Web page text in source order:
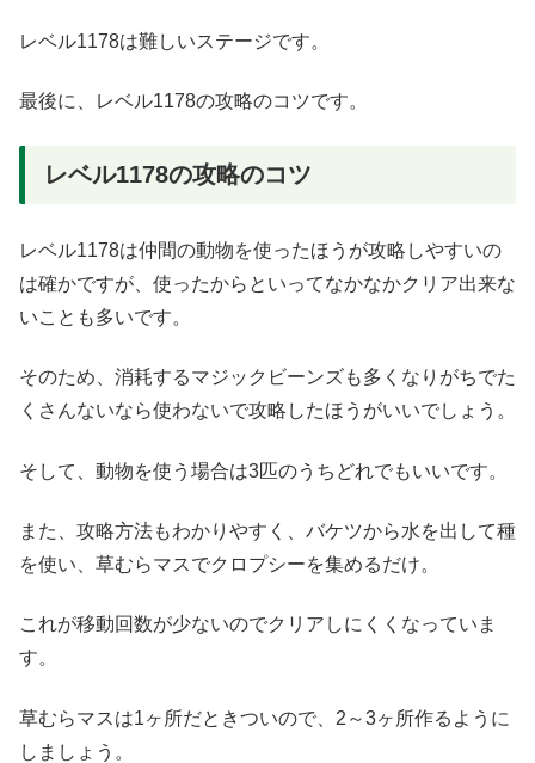
レベル1178は難しいステージです。
最後に、レベル1178の攻略のコツです。
レベル1178の攻略のコツ
レベル1178は仲間の動物を使ったほうが攻略しやすいの
は確かですが、使ったからといってなかなかクリア出来な
いことも多いです。
そのため、消耗するマジックビーンズも多くなりがちでた
くさんないなら使わないで攻略したほうがいいでしょう。
そして、動物を使う場合は3匹のうちどれでもいいです。
また、攻略方法もわかりやすく、バケツから水を出して種
を使い、草むらマスでクロプシーを集めるだけ。
これが移動回数が少ないのでクリアしにくくなっていま
す。
草むらマスは1ヶ所だときついので、2～3ヶ所作るように
しましょう。